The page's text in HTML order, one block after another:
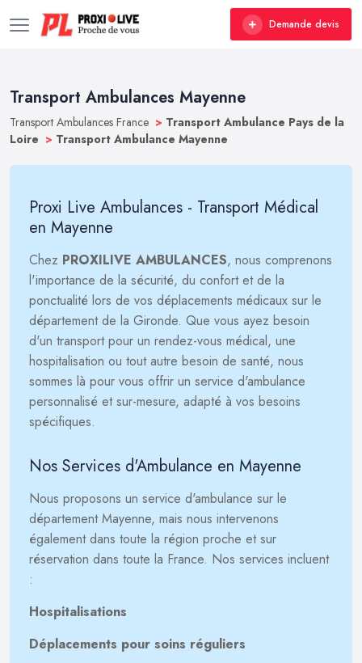
Demande devis
Transport Ambulances Mayenne
Transport Ambulances France > Transport Ambulance Pays de la
Loire > Transport Ambulance Mayenne
Proxi Live Ambulances - Transport Médical
en Mayenne
Chez PROXILIVE AMBULANCES, nous comprenons
l'importance de la sécurité, du confort et de la
ponctualité lors de vos déplacements médicaux sur le
département de la Gironde. Que vous ayez besoin
d'un transport pour un rendez-vous médical, une
hospitalisation ou tout autre besoin de santé, nous
sommes là pour vous offrir un service d'ambulance
personnalisé et sur-mesure, adapté à vos besoins
spécifiques.
Nos Services d'Ambulance en Mayenne
Nous proposons un service d'ambulance sur le
département Mayenne, mais nous intervenons
également dans toute la région proche et sur
réservation dans toute la France. Nos services incluent
:
Hospitalisations
Déplacements pour soins réguliers